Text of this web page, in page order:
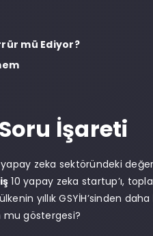
mü Ediyor?
İşareti
zeka sektöründeki
10 yapay zeka startup’ı,
yıllık GSYİH’sinden
mu göstergesi?